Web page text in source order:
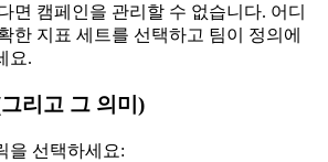
면 캠페인을 관리할 수 없습니다. 어디
한 지표 세트를 선택하고 팀이 정의에
요.
리고 그 의미)
을 선택하세요: